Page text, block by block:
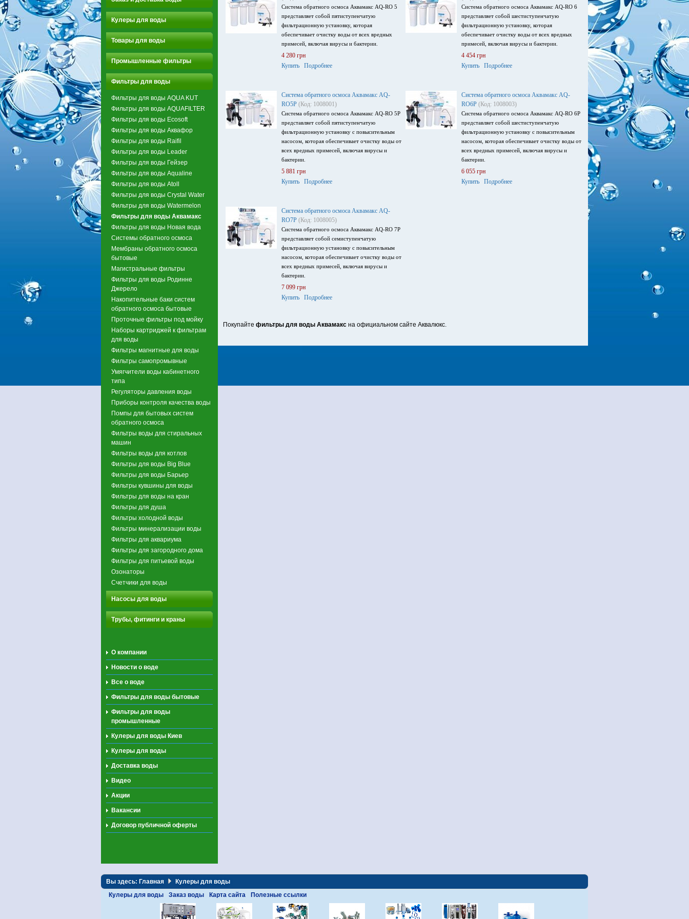
Кулеры для воды
Товары для воды
Промышленные фильтры
Фильтры для воды
Фильтры для воды AQUA KUT
Фильтры для воды AQUAFILTER
Фильтры для воды Ecosoft
Фильтры для воды Аквафор
Фильтры для воды Raifil
Фильтры для воды Leader
Фильтры для воды Гейзер
Фильтры для воды Aqualine
Фильтры для воды Atoll
Фильтры для воды Crystal Water
Фильтры для воды Watermelon
Фильтры для воды Аквамакс
Фильтры для воды Новая вода
Системы обратного осмоса
Мембраны обратного осмоса
бытовые
Магистральные фильтры
Фильтры для воды Родинне
Джерело
Накопительные баки систем
обратного осмоса бытовые
Проточные фильтры под мойку
Наборы картриджей к фильтрам
для воды
Фильтры магнитные для воды
Фильтры самопромывные
Умягчители воды кабинетного
типа
Регуляторы давления воды
Приборы контроля качества воды
Помпы для бытовых систем
обратного осмоса
Фильтры воды для стиральных
машин
Фильтры воды для котлов
Фильтры для воды Big Blue
Фильтры для воды Барьер
Фильтры кувшины для воды
Фильтры для воды на кран
Фильтры для душа
Фильтры холодной воды
Фильтры минерализации воды
Фильтры для аквариума
Фильтры для загородного дома
Фильтры для питьевой воды
Озонаторы
Счетчики для воды
Насосы для воды
Трубы, фитинги и краны
О компании
Новости о воде
Все о воде
Фильтры для воды бытовые
Фильтры для воды
промышленные
Кулеры для воды Киев
Кулеры для воды
Доставка воды
Видео
Акции
Вакансии
Договор публичной оферты
Система обратного осмоса Аквамакс AQ-RO 5
представляет собой пятиступенчатую
фильтрационную установку, которая
обеспечивает очистку воды от всех вредных
примесей, включая вирусы и бактерии.
4 280 грн
Купить
Подробнее
Система обратного осмоса Аквамакс AQ-RO 6
представляет собой шестиступенчатую
фильтрационную установку, которая
обеспечивает очистку воды от всех вредных
примесей, включая вирусы и бактерии.
4 454 грн
Купить
Подробнее
Система обратного осмоса Аквамакс AQ-
RO5P (Код: 1008001)
Система обратного осмоса Аквамакс AQ-RO 5Р
представляет собой пятиступенчатую
фильтрационную установку с повысительным
насосом, которая обеспечивает очистку воды от
всех вредных примесей, включая вирусы и
бактерии.
5 881 грн
Купить
Подробнее
Система обратного осмоса Аквамакс AQ-
RO6P (Код: 1008003)
Система обратного осмоса Аквамакс AQ-RO 6P
представляет собой шестиступенчатую
фильтрационную установку с повысительным
насосом, которая обеспечивает очистку воды от
всех вредных примесей, включая вирусы и
бактерии.
6 055 грн
Купить
Подробнее
Система обратного осмоса Аквамакс AQ-
RO7P (Код: 1008005)
Система обратного осмоса Аквамакс AQ-RO 7P
представляет собой семиступенчатую
фильтрационную установку с повысительным
насосом, которая обеспечивает очистку воды от
всех вредных примесей, включая вирусы и
бактерии.
7 099 грн
Купить
Подробнее
Покупайте фильтры для воды Аквамакс на официальном сайте Аквалюкс.
Вы здесь: Главная
Кулеры для воды
Кулеры для воды
Заказ воды Карта сайта Полезные ссылки